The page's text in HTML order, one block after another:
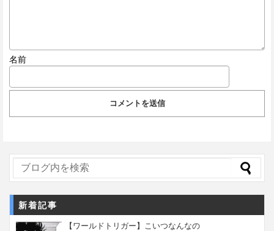
名前
新着記事
【ワールドトリガー】こいつなんなの